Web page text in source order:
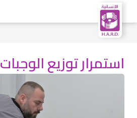
استمرار توزيع الوجبات